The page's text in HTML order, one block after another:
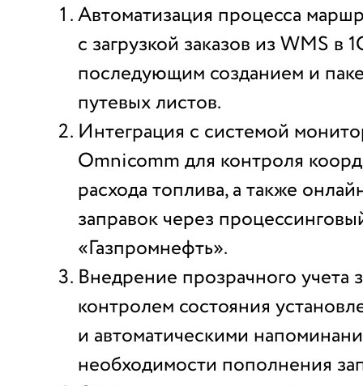
Автоматизация процесса
с загрузкой заказов из WMS в
последующим созданием и
путевых листов.
Интеграция с системой
Omnicomm для контроля
расхода топлива, а также
заправок через
«Газпромнефть».
Внедрение прозрачного учета
контролем состояния
и автоматическими
необходимости пополнения